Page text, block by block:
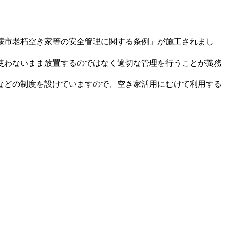
老朽空き家等の安全管理に関する条例」が施工されまし
ないまま放置するのではなく適切な管理を行うことが義務
の制度を設けていますので、空き家活用にむけて利用する